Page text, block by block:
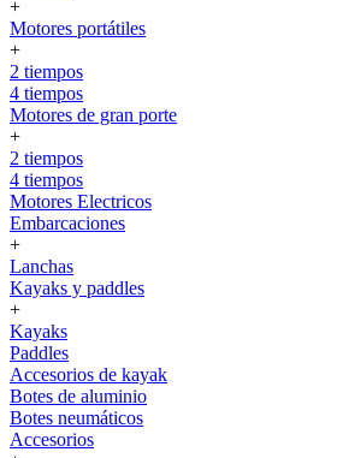
+
Motores portátiles
+
2 tiempos
4 tiempos
Motores de gran porte
+
2 tiempos
4 tiempos
Motores Electricos
Embarcaciones
+
Lanchas
Kayaks y paddles
+
Kayaks
Paddles
Accesorios de kayak
Botes de aluminio
Botes neumáticos
Accesorios